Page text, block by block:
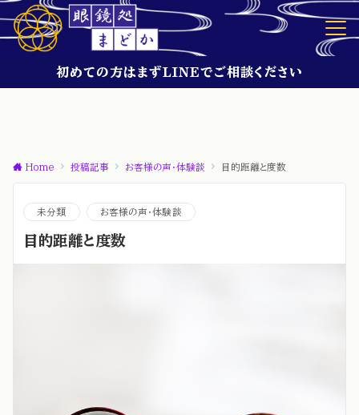
初めての方はまずLINEでご相談ください
Home 投稿記事 お客様の声・体験談 目的距離と度数
未分類 お客様の声・体験談
目的距離と度数